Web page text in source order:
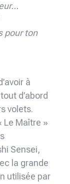
pour ton
à
d’abord
volets.
Le Maître »
Sensei,
la grande
utilisée par